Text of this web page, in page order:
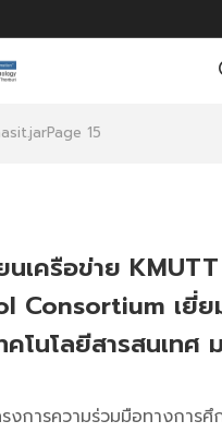
Page 15
นเครือข่าย
Consortium เยี่ย
โนโลยีสารสนเทศ
ความร่วมมือทางการศึ